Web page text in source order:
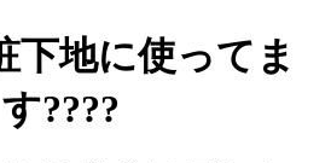
下地に使ってま
す????